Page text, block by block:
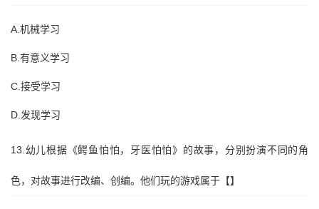
A.机械学习
B.有意义学习
C.接受学习
D.发现学习
13.幼儿根据《鳄鱼怕怕，牙医怕怕》的故事，分别扮演不同的角
色，对故事进行改编、创编。他们玩的游戏属于【】